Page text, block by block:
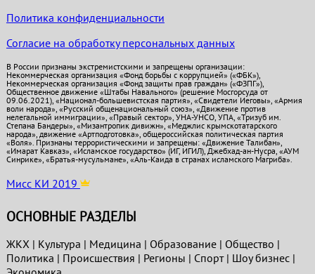
Политика конфиденциальности
Согласие на обработку персональных данных
В России признаны экстремистскими и запрещены организации:
Некоммерческая организация «Фонд борьбы с коррупцией» («ФБК»),
Некоммерческая организация «Фонд защиты прав граждан» («ФЗПГ»),
Общественное движение «Штабы Навального» (решение Мосгорсуда от
09.06.2021), «Национал-большевистская партия», «Свидетели Иеговы», «Армия
воли народа», «Русский общенациональный союз», «Движение против
нелегальной иммиграции», «Правый сектор», УНА-УНСО, УПА, «Тризуб им.
Степана Бандеры», «Мизантропик дивижн», «Меджлис крымскотатарского
народа», движение «Артподготовка», общероссийская политическая партия
«Воля». Признаны террористическими и запрещены: «Движение Талибан»,
«Имарат Кавказ», «Исламское государство» (ИГ, ИГИЛ), Джебхад-ан-Нусра, «АУМ
Синрике», «Братья-мусульмане», «Аль-Каида в странах исламского Магриба».
Мисс КИ 2019
ОСНОВНЫЕ РАЗДЕЛЫ
ЖКХ | Культура | Медицина | Образование| Общество |
Политика | Проиcшествия | Регионы | Спорт| Шоу бизнес|